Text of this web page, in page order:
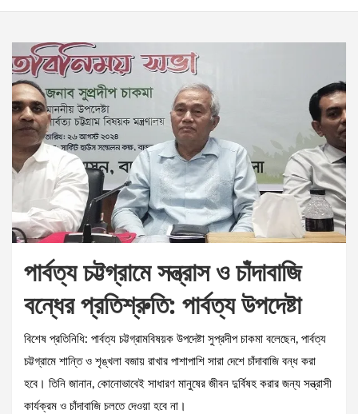
পার্বত্য চট্টগ্রামে সন্ত্রাস ও চাঁদাবাজি
বন্ধের প্রতিশ্রুতি: পার্বত্য উপদেষ্টা
বিশেষ প্রতিনিধি: পার্বত্য চট্টগ্রামবিষয়ক উপদেষ্টা সুপ্রদীপ চাকমা বলেছেন, পার্বত্য
চট্টগ্রামে শান্তি ও শৃঙ্খলা বজায় রাখার পাশাপাশি সারা দেশে চাঁদাবাজি বন্ধ করা
হবে। তিনি জানান, কোনোভাবেই সাধারণ মানুষের জীবন দুর্বিষহ করার জন্য সন্ত্রাসী
কার্যক্রম ও চাঁদাবাজি চলতে দেওয়া হবে না।